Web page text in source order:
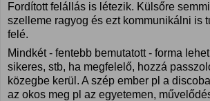
Fordított felállás is létezik. Külsőre
szelleme ragyog és ezt kommunikálni is
felé.
Mindkét - fentebb bemutatott - forma
sikeres, stb, ha megfelelő, hozzá
közegbe kerül. A szép ember pl a
az okos meg pl az egyetemen,